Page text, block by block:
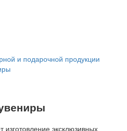
и подарочной продукции
эксклюзивных